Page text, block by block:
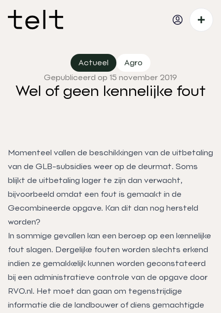
Actueel
Agro
Gepubliceerd op 15 november 2019
Wel of geen kennelijke fout
Momenteel vallen de beschikkingen van de uitbetaling
van de GLB-subsidies weer op de deurmat. Soms
blijkt de uitbetaling lager te zijn dan verwacht,
bijvoorbeeld omdat een fout is gemaakt in de
Gecombineerde opgave. Kan dit dan nog hersteld
worden?
In sommige gevallen kan een beroep op een kennelijke
fout slagen. Dergelijke fouten worden slechts erkend
indien ze gemakkelijk kunnen worden geconstateerd
bij een administratieve controle van de opgave door
RVO.nl. Het moet dan gaan om tegenstrijdige
informatie die de landbouwer of diens gemachtigde